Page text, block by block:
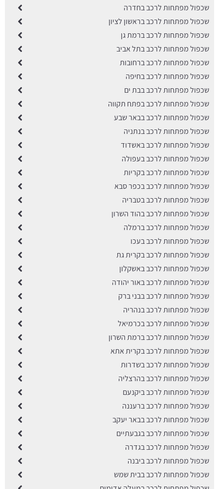
שכפול מפתחות לרכב בחדרה
שכפול מפתחות לרכב בראשון לציון
שכפול מפתחות לרכב ברמת גן
שכפול מפתחות לרכב בתל אביב
שכפול מפתחות לרכב ברחובות
שכפול מפתחות לרכב בחיפה
שכפול מפתחות לרכב בבת ים
שכפול מפתחות לרכב בפתח תקווה
שכפול מפתחות לרכב בבאר שבע
שכפול מפתחות לרכב בנתניה
שכפול מפתחות לרכב באשדוד
שכפול מפתחות לרכב בעפולה
שכפול מפתחות לרכב בקריות
שכפול מפתחות לרכב בכפר סבא
שכפול מפתחות לרכב בטבריה
שכפול מפתחות לרכב בהוד השרון
שכפול מפתחות לרכב ברמלה
שכפול מפתחות לרכב בעכו
שכפול מפתחות לרכב בקרית גת
שכפול מפתחות לרכב באשקלון
שכפול מפתחות לרכב באור יהודה
שכפול מפתחות לרכב בבני ברק
שכפול מפתחות לרכב בנהריה
שכפול מפתחות לרכב בכרמיאל
שכפול מפתחות לרכב ברמת השרון
שכפול מפתחות לרכב בקרית אתא
שכפול מפתחות לרכב בשדרות
שכפול מפתחות לרכב בהרצליה
שכפול מפתחות לרכב ביקנעם
שכפול מפתחות לרכב ברעננה
שכפול מפתחות לרכב בבאר יעקב
שכפול מפתחות לרכב בגבעתיים
שכפול מפתחות לרכב בגדרה
שכפול מפתחות לרכב ביבנה
שכפול מפתחות לרכב בבית שמש